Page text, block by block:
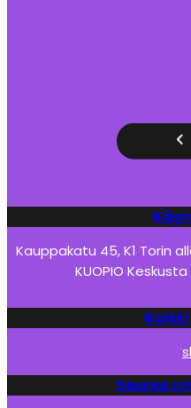
Kauppakatu 45, K1 Torin
KUOPIO
Seuraa